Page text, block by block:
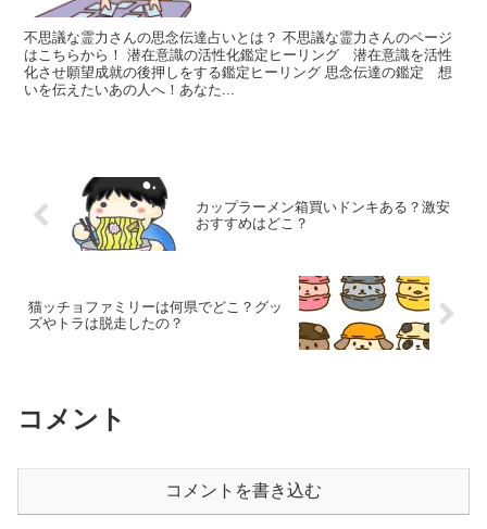
不思議な霊力さんの思念伝達占いとは？ 不思議な霊力さんのページ
はこちらから！ 潜在意識の活性化鑑定ヒーリング 潜在意識を活性
化させ願望成就の後押しをする鑑定ヒーリング 思念伝達の鑑定 想
いを伝えたいあの人へ！あなた...
カップラーメン箱買いドンキある？激安
おすすめはどこ？
猫ッチョファミリーは何県でどこ？グッ
ズやトラは脱走したの？
コメント
コメントを書き込む